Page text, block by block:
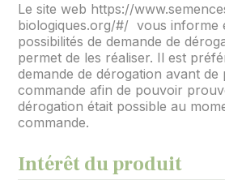
Le site web https://
biologiques.org/#/ vous informe
possibilités de demande de
permet de les réaliser. Il est
demande de dérogation avant de
commande afin de pouvoir
dérogation était possible au
commande.
Intérêt du produit